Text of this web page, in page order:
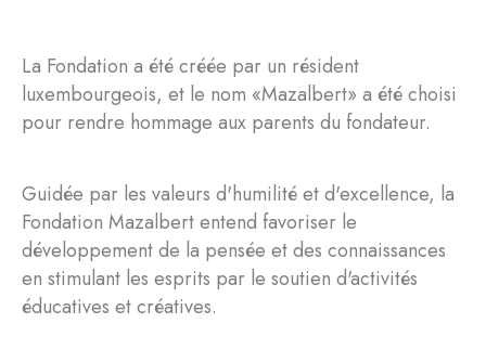
La Fondation a été créée par un résident
luxembourgeois, et le nom «Mazalbert» a été choisi
pour rendre hommage aux parents du fondateur.
Guidée par les valeurs d'humilité et d'excellence, la
Fondation Mazalbert entend favoriser le
développement de la pensée et des connaissances
en stimulant les esprits par le soutien d'activités
éducatives et créatives.